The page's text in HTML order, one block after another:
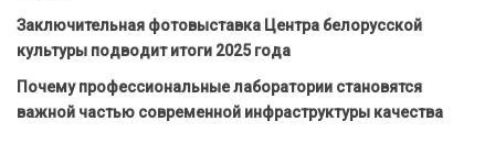
Заключительная фотовыставка Центра белорусской
культуры подводит итоги 2025 года
Почему профессиональные лаборатории становятся
важной частью современной инфраструктуры качества